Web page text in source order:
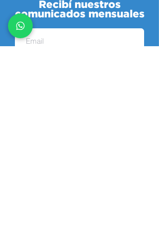
Recibí nuestros
comunicados mensuales